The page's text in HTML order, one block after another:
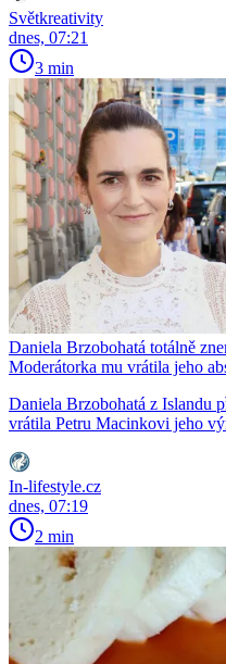
Světkreativity
dnes, 07:21
3 min
Daniela Brzobohatá totálně
Moderátorka mu vrátila jeho
Daniela Brzobohatá z Islandu
vrátila Petru Macinkovi jeho
In-lifestyle.cz
dnes, 07:19
2 min